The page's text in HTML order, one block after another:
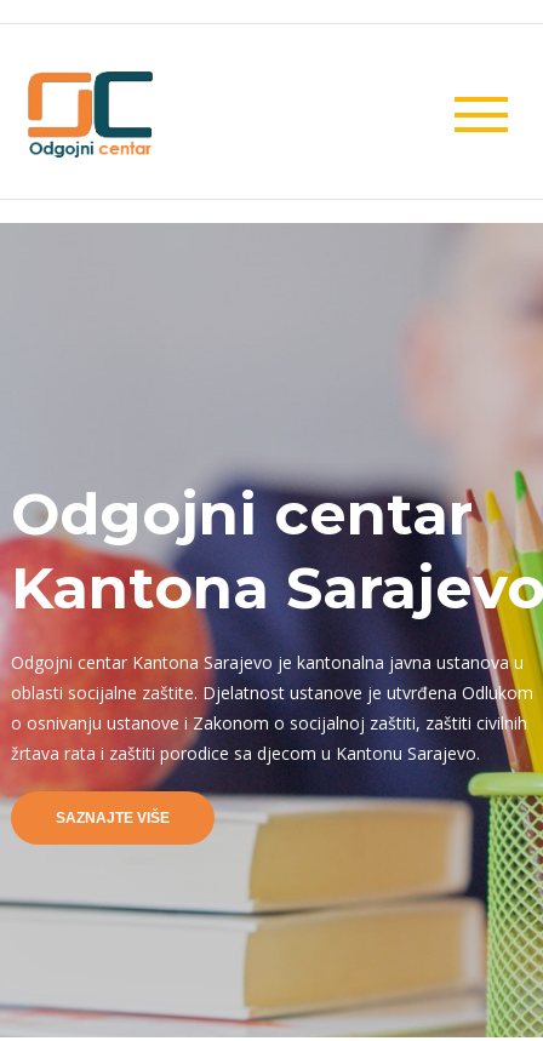
Odgojni centar
Kantona
Odgojni centar Kantona Sarajevo je kantonalna javna ustanova u
oblasti socijalne zaštite. Djelatnost ustanove je utvrđena Odlukom
o osnivanju ustanove i Zakonom o socijalnoj zaštiti, zaštiti civilnih
žrtava rata i zaštiti porodice sa djecom u Kantonu Sarajevo.
SAZNAJTE VIŠE